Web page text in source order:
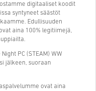
digitaaliset koodit
syntyneet säästöt
Edullisuuden
aina 100% legitiimejä,
PC (STEAM) WW
jälkeen, suoraan
ovat aina